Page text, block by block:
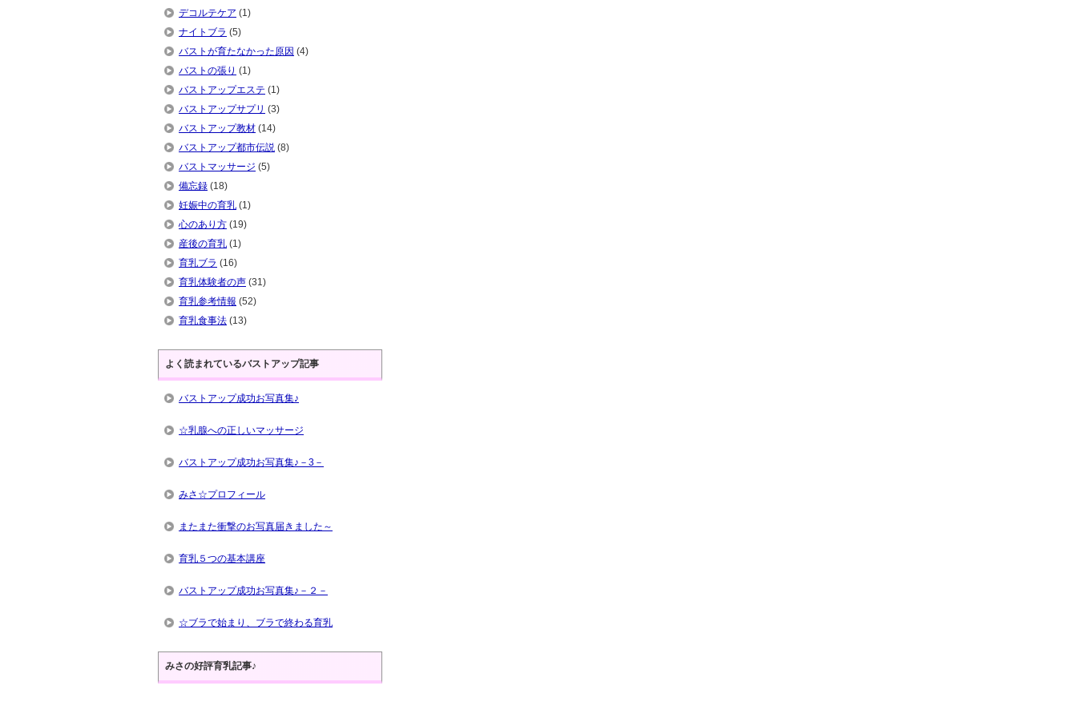
デコルテケア (1)
ナイトブラ (5)
バストが育たなかった原因 (4)
バストの張り (1)
バストアップエステ (1)
バストアップサプリ (3)
バストアップ教材 (14)
バストアップ都市伝説 (8)
バストマッサージ (5)
備忘録 (18)
妊娠中の育乳 (1)
心のあり方 (19)
産後の育乳 (1)
育乳ブラ (16)
育乳体験者の声 (31)
育乳参考情報 (52)
育乳食事法 (13)
よく読まれているバストアップ記事
バストアップ成功お写真集♪
☆乳腺への正しいマッサージ
バストアップ成功お写真集♪－3－
みさ☆プロフィール
またまた衝撃のお写真届きました～
育乳５つの基本講座
バストアップ成功お写真集♪－２－
☆ブラで始まり、ブラで終わる育乳
みさの好評育乳記事♪